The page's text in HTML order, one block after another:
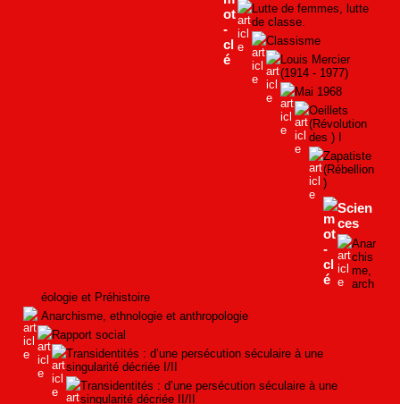
Lutte de femmes, lutte
de classe.
Classisme
Louis Mercier
(1914 - 1977)
Mai 1968
Oeillets
(Révolution
des ) I
Zapatiste
(Rébellion
)
Scien
ces
Anar
chis
me,
arch
éologie et Préhistoire
Anarchisme, ethnologie et anthropologie
Rapport social
Transidentités : d’une persécution séculaire à une
singularité décriée I/II
Transidentités : d’une persécution séculaire à une
singularité décriée II/II